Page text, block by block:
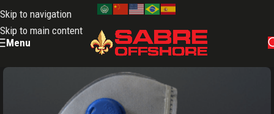
Skip to navigation
Skip to main content
Menu